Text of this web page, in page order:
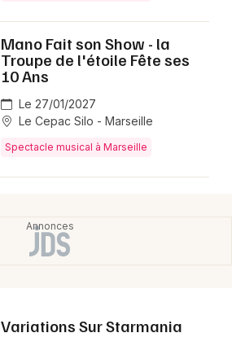
Mano Fait son Show - la
Troupe de l'étoile Fête ses
10 Ans
Le 27/01/2027
Le Cepac Silo - Marseille
Spectacle musical à Marseille
Variations Sur Starmania